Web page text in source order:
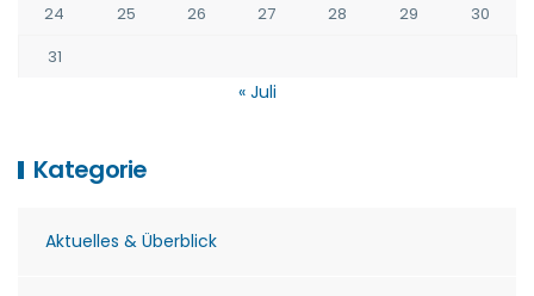
24
25 26 27 28 29
30
31
« Juli
Kategorie
Aktuelles & Überblick